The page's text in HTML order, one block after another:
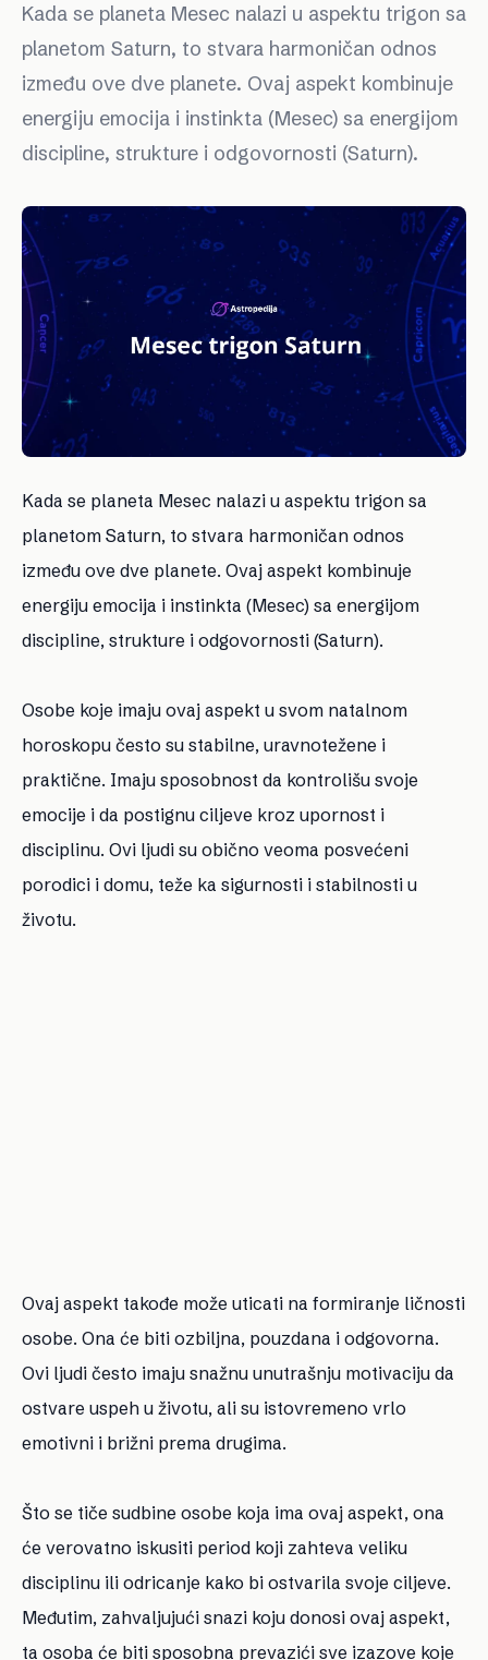
Kada se planeta Mesec nalazi u aspektu trigon sa
planetom Saturn, to stvara harmoničan odnos
između ove dve planete. Ovaj aspekt kombinuje
energiju emocija i instinkta (Mesec) sa energijom
discipline, strukture i odgovornosti (Saturn).
Kada se planeta Mesec nalazi u aspektu trigon sa
planetom Saturn, to stvara harmoničan odnos
između ove dve planete. Ovaj aspekt kombinuje
energiju emocija i instinkta (Mesec) sa energijom
discipline, strukture i odgovornosti (Saturn).
Osobe koje imaju ovaj aspekt u svom natalnom
horoskopu često su stabilne, uravnotežene i
praktične. Imaju sposobnost da kontrolišu svoje
emocije i da postignu ciljeve kroz upornost i
disciplinu. Ovi ljudi su obično veoma posvećeni
porodici i domu, teže ka sigurnosti i stabilnosti u
životu.
Ovaj aspekt takođe može uticati na formiranje ličnosti
osobe. Ona će biti ozbiljna, pouzdana i odgovorna.
Ovi ljudi često imaju snažnu unutrašnju motivaciju da
ostvare uspeh u životu, ali su istovremeno vrlo
emotivni i brižni prema drugima.
Što se tiče sudbine osobe koja ima ovaj aspekt, ona
će verovatno iskusiti period koji zahteva veliku
disciplinu ili odricanje kako bi ostvarila svoje ciljeve.
Međutim, zahvaljujući snazi ​​koju donosi ovaj aspekt,
ta osoba će biti sposobna prevazići sve izazove koje